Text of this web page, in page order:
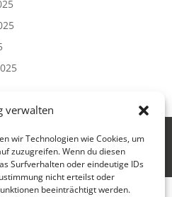
verwalten
wir Technologien wie Cookies, um
zuzugreifen. Wenn du diesen
Surfverhalten oder eindeutige IDs
nicht erteilst oder
beeinträchtigt werden.